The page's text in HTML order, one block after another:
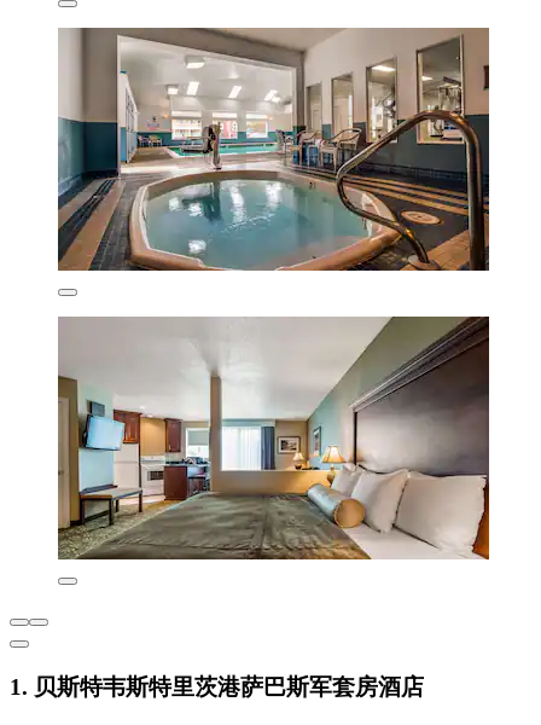
1. 贝斯特韦斯特里茨港萨巴斯军套房酒店